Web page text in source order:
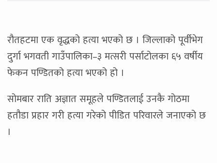
रौतहटमा एक वृद्धको हत्या भएको छ । जिल्लाको पूर्वीभेग
दुर्गा भगवती गाउँपालिका–३ मत्सरी पर्साटोलका ६५ वर्षीय
फेकन पण्डितको हत्या भएको हो ।
सोमबार राति अज्ञात समूहले पण्डितलाई उनकै गोठमा
हतौडा प्रहार गरी हत्या गरेको पीडित परिवारले जनाएको छ
।